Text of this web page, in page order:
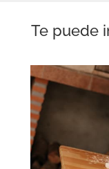
Te puede